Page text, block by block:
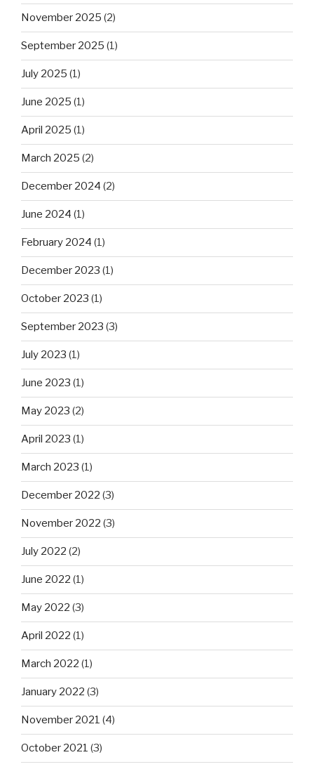
November 2025 (2)
September 2025 (1)
July 2025 (1)
June 2025 (1)
April 2025 (1)
March 2025 (2)
December 2024 (2)
June 2024 (1)
February 2024 (1)
December 2023 (1)
October 2023 (1)
September 2023 (3)
July 2023 (1)
June 2023 (1)
May 2023 (2)
April 2023 (1)
March 2023 (1)
December 2022 (3)
November 2022 (3)
July 2022 (2)
June 2022 (1)
May 2022 (3)
April 2022 (1)
March 2022 (1)
January 2022 (3)
November 2021 (4)
October 2021 (3)